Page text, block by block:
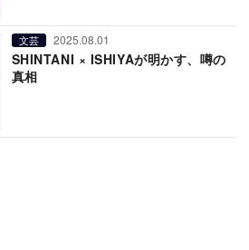
文芸 2025.08.01
SHINTANI × ISHIYAが明かす、噂の
真相